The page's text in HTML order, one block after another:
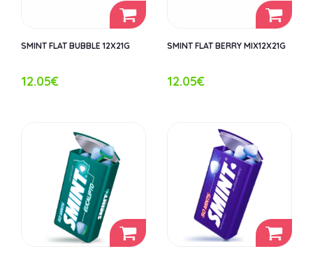
SMINT FLAT BUBBLE 12X21G
12.05€
SMINT FLAT BERRY MIX12X21G
12.05€